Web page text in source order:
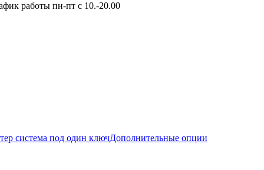
работы пн-пт с 10.-20.00
система под один ключДополнительные опции